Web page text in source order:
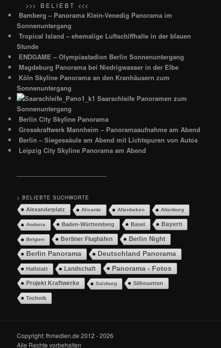
>>> B E L I E B T <<<
Bamberg – Panorama Klein-Venedig Panorama im
Sonnenuntergang
Tropical Island – ehemalige Luftschiffhalle in der blauen
Stunde
ENDGAME – Olympiastadion Berlin Sonnenuntergang
Magdeburg Panorama bei Niedrigwasser in der Elbe
Köln Skyline Panorama an den Kranhäusern zum
Sonnenuntergang
Saarschleife Panoramen zum
Sonnenuntergang
Berlin City Skyline Panorama
Grosskraftwerk Mannheim – Panoramaaufnahme am Abend
Berlin – Siegessäule am Abend mit Lichtspuren von Autos
Leipzig City Skyline Panorama am Abend
> BELIEBTE SUCHWORTE
Alexanderplatz Alicante Altenbeken Altenburg
Andorra Baden-Württemberg Basel Bayern
Belgien Berliner Flughäfen
Berlin Night
Berlin Panorama
Deutschland Panorama
Hallstatt Landschaft Panorama - Fotos
Projekt Kraftwerke Salzburg Silhouetten
Technik
Copyright: fhmedien.de 2012 - 2026
Alle Rechte vorbehalten